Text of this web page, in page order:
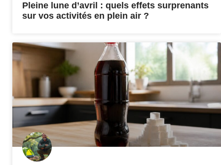
Pleine lune d’avril : quels effets surprenants
sur vos activités en plein air ?